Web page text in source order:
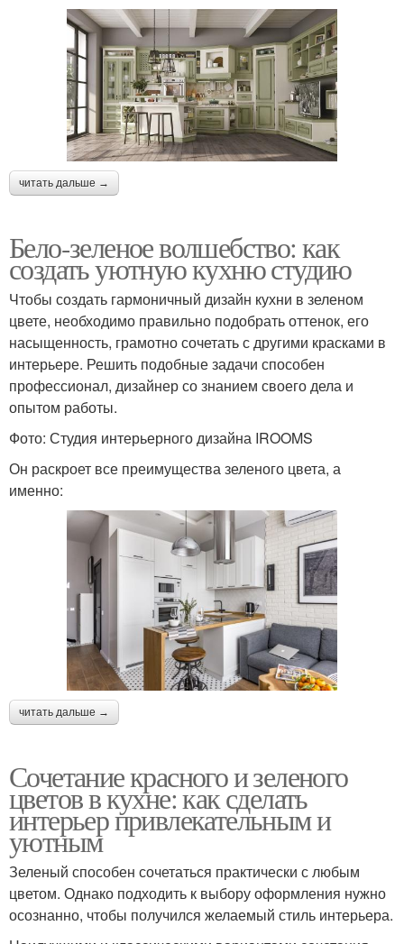
читать дальше →
Бело-зеленое волшебство: как
создать уютную кухню студию
Чтобы создать гармоничный дизайн кухни в зеленом
цвете, необходимо правильно подобрать оттенок, его
насыщенность, грамотно сочетать с другими красками в
интерьере. Решить подобные задачи способен
профессионал, дизайнер со знанием своего дела и
опытом работы.
Фото: Студия интерьерного дизайна IROOMS
Он раскроет все преимущества зеленого цвета, а
именно:
читать дальше →
Сочетание красного и зеленого
цветов в кухне: как сделать
интерьер привлекательным и
уютным
Зеленый способен сочетаться практически с любым
цветом. Однако подходить к выбору оформления нужно
осознанно, чтобы получился желаемый стиль интерьера.